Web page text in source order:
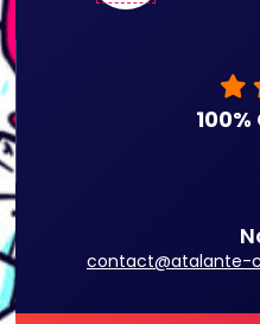
contact@atalante-